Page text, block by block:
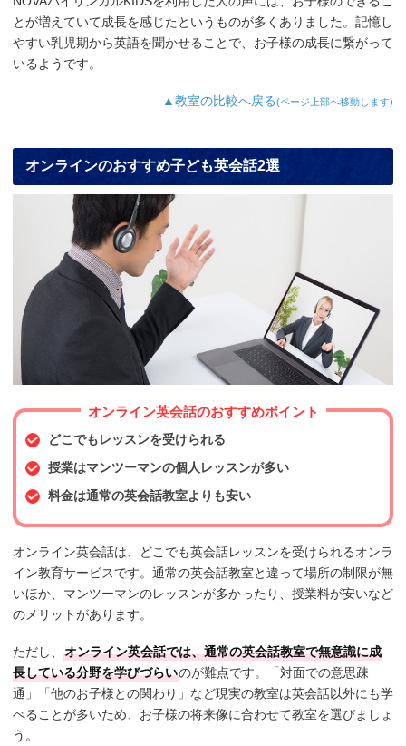
とが増えていて成長を感じたというものが多くありました。記憶し
やすい乳児期から英語を聞かせることで、お子様の成長に繋がって
いるようです。
▲教室の比較へ戻る(ページ上部へ移動します)
オンラインのおすすめ子ども英会話2選
オンライン英会話のおすすめポイント
どこでもレッスンを受けられる
授業はマンツーマンの個人レッスンが多い
料金は通常の英会話教室よりも安い
オンライン英会話は、どこでも英会話レッスンを受けられるオンラ
イン教育サービスです。通常の英会話教室と違って場所の制限が無
いほか、マンツーマンのレッスンが多かったり、授業料が安いなど
のメリットがあります。
ただし、 オンライン英会話では、通常の英会話教室で無意識に成
長している分野を学びづらいのが難点です。「対面での意思疎
通」「他のお子様との関わり」など現実の教室は英会話以外にも学
べることが多いため、お子様の将来像に合わせて教室を選びましょ
う。